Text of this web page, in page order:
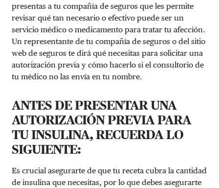
presentas a tu compañía de seguros que les permite
revisar qué tan necesario o efectivo puede ser un
servicio médico o medicamento para tratar tu afección.
Un representante de tu compañía de seguros o del sitio
web de seguros te dirá qué necesitas para solicitar una
autorización previa y cómo hacerlo si el consultorio de
tu médico no las envía en tu nombre.
ANTES DE PRESENTAR UNA
AUTORIZACIÓN PREVIA PARA
TU INSULINA, RECUERDA LO
SIGUIENTE:
Es crucial asegurarte de que tu receta cubra la cantidad
de insulina que necesitas, por lo que debes asegurarte